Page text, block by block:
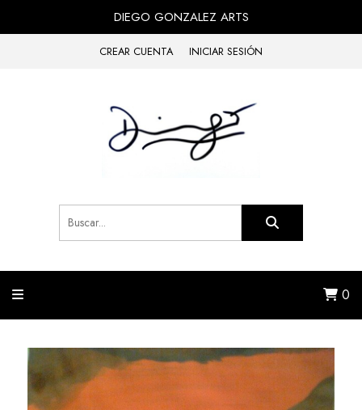
DIEGO GONZALEZ ARTS
CREAR CUENTA INICIAR SESIÓN
0